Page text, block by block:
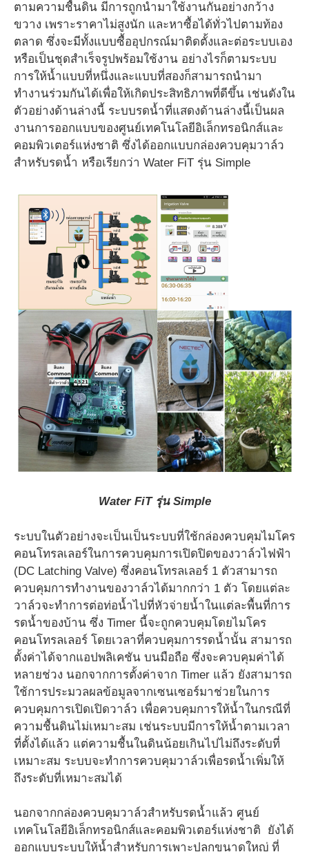
ตามความชื้นดิน มีการถูกนำมาใช้งานกันอย่างกว้าง
ขวาง เพราะราคาไม่สูงนัก และหาซื้อได้ทั่วไปตามท้อง
ตลาด ซึ่งจะมีทั้งแบบซื้ออุปกรณ์มาติดตั้งและต่อระบบเอง
หรือเป็นชุดสำเร็จรูปพร้อมใช้งาน อย่างไรก็ตามระบบ
การให้น้ำแบบที่หนึ่งและแบบที่สองก็สามารถนำมา
ทำงานร่วมกันได้เพื่อให้เกิดประสิทธิภาพที่ดีขึ้น เช่นดังใน
ตัวอย่างด้านล่างนี้ ระบบรดน้ำที่แสดงด้านล่างนี้เป็นผล
งานการออกแบบของศูนย์เทคโนโลยีอิเล็กทรอนิกส์และ
คอมพิวเตอร์แห่งชาติ ซึ่งได้ออกแบบกล่องควบคุมวาล์ว
สำหรับรดน้ำ หรือเรียกว่า Water FiT รุ่น Simple
Water FiT รุ่น Simple
ระบบในตัวอย่างจะเป็นเป็นระบบที่ใช้กล่องควบคุมไมโคร
คอนโทรลเลอร์ในการควบคุมการเปิดปิดของวาล์วไฟฟ้า
(DC Latching Valve) ซึ่งคอนโทรลเลอร์ 1 ตัวสามารถ
ควบคุมการทำงานของวาล์วได้มากกว่า 1 ตัว โดยแต่ละ
วาล์วจะทำการต่อท่อน้ำไปที่หัวจ่ายน้ำในแต่ละพื้นที่การ
รดน้ำของบ้าน ซึ่ง Timer นี้จะถูกควบคุมโดยไมโคร
คอนโทรลเลอร์ โดยเวลาที่ควบคุมการรดน้ำนั้น สามารถ
ตั้งค่าได้จากแอปพลิเคชัน บนมือถือ ซึ่งจะควบคุมค่าได้
หลายช่วง นอกจากการตั้งค่าจาก Timer แล้ว ยังสามารถ
ใช้การประมวลผลข้อมูลจากเซนเซอร์มาช่วยในการ
ควบคุมการเปิดเปิดวาล์ว เพื่อควบคุมการให้น้ำในกรณีที่
ความชื้นดินไม่เหมาะสม เช่นระบบมีการให้น้ำตามเวลา
ที่ตั้งได้แล้ว แต่ความชื้นในดินน้อยเกินไปไม่ถึงระดับที่
เหมาะสม ระบบจะทำการควบคุมวาล์วเพื่อรดน้ำเพิ่มให้
ถึงระดับที่เหมาะสมได้
นอกจากกล่องควบคุมวาล์วสำหรับรดน้ำแล้ว ศูนย์
เทคโนโลยีอิเล็กทรอนิกส์และคอมพิวเตอร์แห่งชาติ ยังได้
ออกแบบระบบให้น้ำสำหรับการเพาะปลูกขนาดใหญ่ ที่